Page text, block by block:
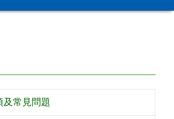
常見問題